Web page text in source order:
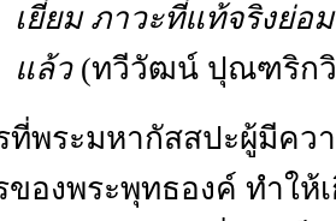
เยี่ยม ภาวะที่แท้จริงย่
แล้ว (ทวีวัฒน์ ปุณฑริก
ที่พระมหากัสสปะผู้มีคว
ของพระพุทธองค์ ทำให้